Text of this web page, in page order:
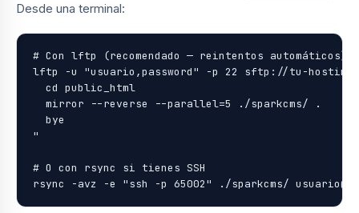
Desde una terminal:
# Con lftp (recomendado — reintentos automáticos)
lftp -u "usuario,password" -p 22 sftp://tu-
  cd public_html
  mirror --reverse --parallel=5 ./sparkcms/ .
  bye
"
# O con rsync si tienes SSH
rsync -avz -e "ssh -p 65002" ./sparkcms/